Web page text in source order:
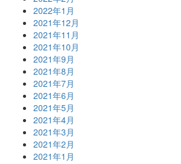
2022年1月
2021年12月
2021年11月
2021年10月
2021年9月
2021年8月
2021年7月
2021年6月
2021年5月
2021年4月
2021年3月
2021年2月
2021年1月